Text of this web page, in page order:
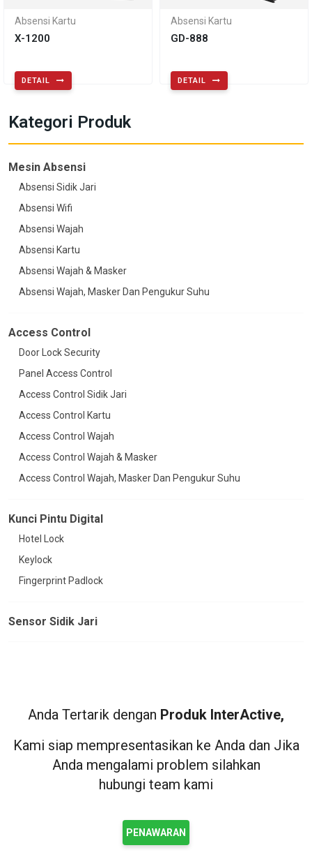
Absensi Kartu
X-1200
DETAIL
Absensi Kartu
GD-888
DETAIL
Kategori Produk
Mesin Absensi
Absensi Sidik Jari
Absensi Wifi
Absensi Wajah
Absensi Kartu
Absensi Wajah & Masker
Absensi Wajah, Masker Dan Pengukur Suhu
Access Control
Door Lock Security
Panel Access Control
Access Control Sidik Jari
Access Control Kartu
Access Control Wajah
Access Control Wajah & Masker
Access Control Wajah, Masker Dan Pengukur Suhu
Kunci Pintu Digital
Hotel Lock
Keylock
Fingerprint Padlock
Sensor Sidik Jari
Anda Tertarik dengan Produk InterActive,
Kami siap mempresentasikan ke Anda dan Jika
Anda mengalami problem silahkan
hubungi team kami
PENAWARAN